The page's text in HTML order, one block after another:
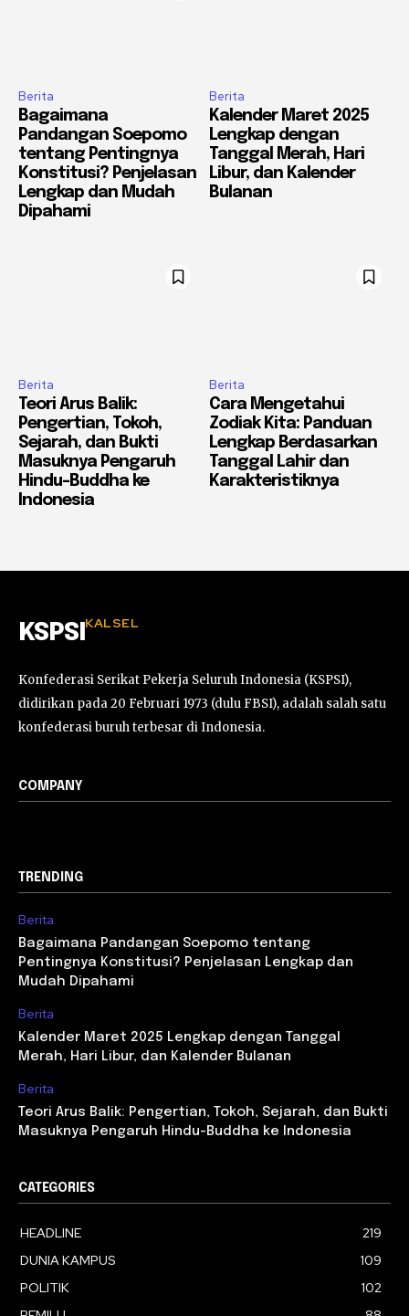
Berita
Bagaimana
Pandangan Soepomo
tentang Pentingnya
Konstitusi? Penjelasan
Lengkap dan Mudah
Dipahami
Berita
Kalender Maret 2025
Lengkap dengan
Tanggal Merah, Hari
Libur, dan Kalender
Bulanan
Berita
Teori Arus Balik:
Pengertian, Tokoh,
Sejarah, dan Bukti
Masuknya Pengaruh
Hindu-Buddha ke
Indonesia
Berita
Cara Mengetahui
Zodiak Kita: Panduan
Lengkap Berdasarkan
Tanggal Lahir dan
Karakteristiknya
KSPSI KALSEL
Konfederasi Serikat Pekerja Seluruh Indonesia (KSPSI),
didirikan pada 20 Februari 1973 (dulu FBSI), adalah salah satu
konfederasi buruh terbesar di Indonesia.
COMPANY
TRENDING
Berita
Bagaimana Pandangan Soepomo tentang
Pentingnya Konstitusi? Penjelasan Lengkap dan
Mudah Dipahami
Berita
Kalender Maret 2025 Lengkap dengan Tanggal
Merah, Hari Libur, dan Kalender Bulanan
Berita
Teori Arus Balik: Pengertian, Tokoh, Sejarah, dan Bukti
Masuknya Pengaruh Hindu-Buddha ke Indonesia
CATEGORIES
HEADLINE
219
DUNIA KAMPUS
109
POLITIK
102